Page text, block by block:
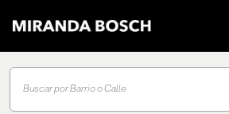
Buscar por Barrio o Calle